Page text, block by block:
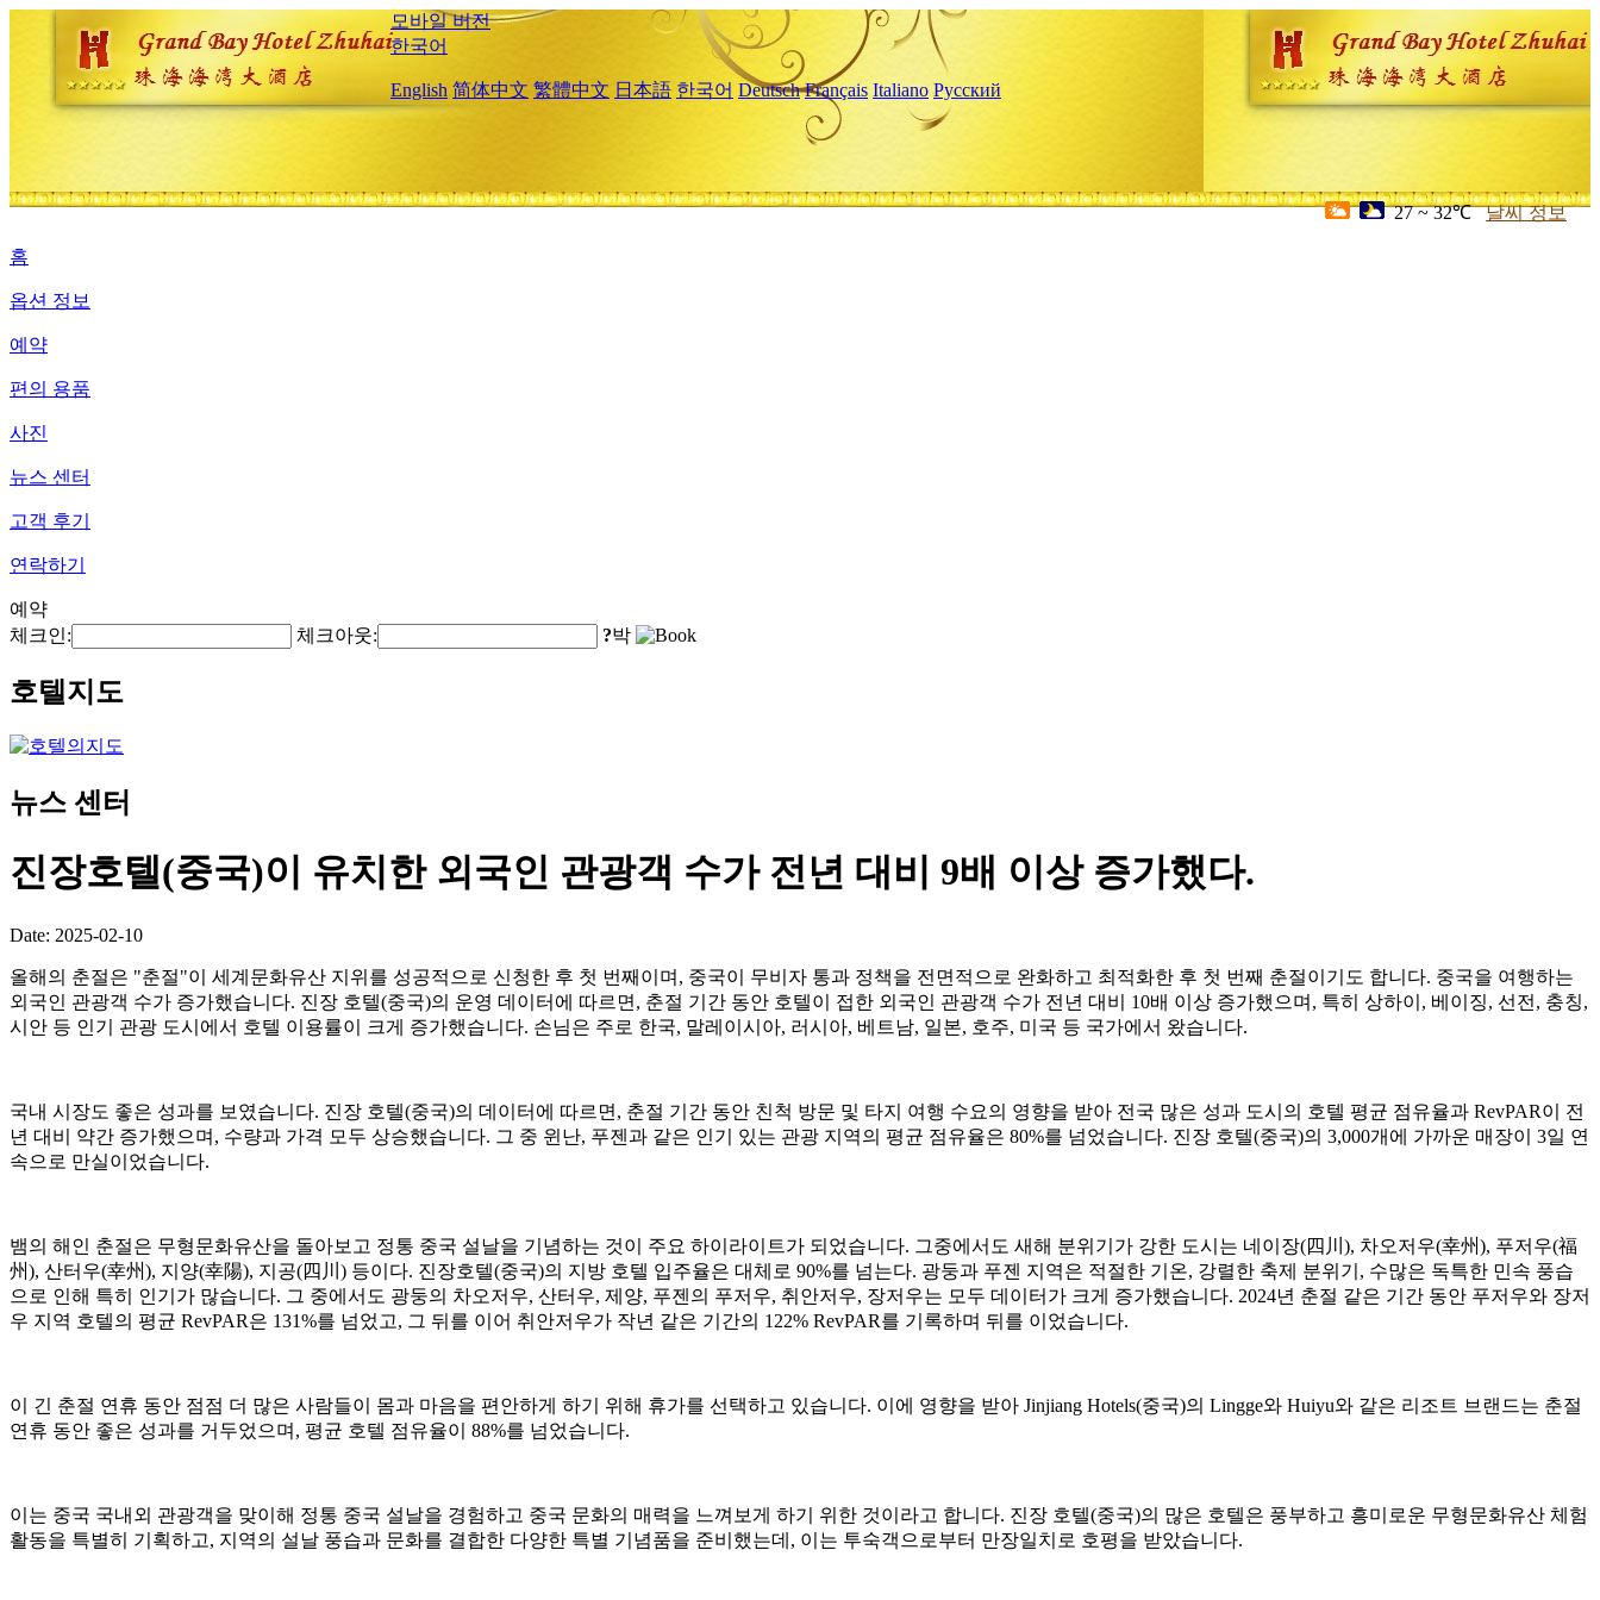
모바일 버전
한국어
English 简体中文 繁體中文 日本語 한국어 Deutsch Français Italiano Русский
27 ~ 32℃ 날씨 정보
홈
옵션 정보
예약
편의 용품
사진
뉴스 센터
고객 후기
연락하기
예약
체크인:
체크아웃: ?박
호텔지도
뉴스 센터
진장호텔(중국)이 유치한 외국인 관광객 수가 전년 대비 9배 이상 증가했다.
Date: 2025-02-10
올해의 춘절은 "춘절"이 세계문화유산 지위를 성공적으로 신청한 후 첫 번째이며, 중국이 무비자 통과 정책을 전면적으로 완화하고 최적화한 후 첫 번째 춘절이기도 합니다. 중국을 여행하는
외국인 관광객 수가 증가했습니다. 진장 호텔(중국)의 운영 데이터에 따르면, 춘절 기간 동안 호텔이 접한 외국인 관광객 수가 전년 대비 10배 이상 증가했으며, 특히 상하이, 베이징, 선전, 충칭,
시안 등 인기 관광 도시에서 호텔 이용률이 크게 증가했습니다. 손님은 주로 한국, 말레이시아, 러시아, 베트남, 일본, 호주, 미국 등 국가에서 왔습니다.
국내 시장도 좋은 성과를 보였습니다. 진장 호텔(중국)의 데이터에 따르면, 춘절 기간 동안 친척 방문 및 타지 여행 수요의 영향을 받아 전국 많은 성과 도시의 호텔 평균 점유율과 RevPAR이 전
년 대비 약간 증가했으며, 수량과 가격 모두 상승했습니다. 그 중 윈난, 푸젠과 같은 인기 있는 관광 지역의 평균 점유율은 80%를 넘었습니다. 진장 호텔(중국)의 3,000개에 가까운 매장이 3일 연
속으로 만실이었습니다.
뱀의 해인 춘절은 무형문화유산을 돌아보고 정통 중국 설날을 기념하는 것이 주요 하이라이트가 되었습니다. 그중에서도 새해 분위기가 강한 도시는 네이장(四川), 차오저우(幸州), 푸저우(福
州), 산터우(幸州), 지양(幸陽), 지공(四川) 등이다. 진장호텔(중국)의 지방 호텔 입주율은 대체로 90%를 넘는다. 광둥과 푸젠 지역은 적절한 기온, 강렬한 축제 분위기, 수많은 독특한 민속 풍습
으로 인해 특히 인기가 많습니다. 그 중에서도 광둥의 차오저우, 산터우, 제양, 푸젠의 푸저우, 취안저우, 장저우는 모두 데이터가 크게 증가했습니다. 2024년 춘절 같은 기간 동안 푸저우와 장저
우 지역 호텔의 평균 RevPAR은 131%를 넘었고, 그 뒤를 이어 취안저우가 작년 같은 기간의 122% RevPAR를 기록하며 뒤를 이었습니다.
이 긴 춘절 연휴 동안 점점 더 많은 사람들이 몸과 마음을 편안하게 하기 위해 휴가를 선택하고 있습니다. 이에 영향을 받아 Jinjiang Hotels(중국)의 Lingge와 Huiyu와 같은 리조트 브랜드는 춘절
연휴 동안 좋은 성과를 거두었으며, 평균 호텔 점유율이 88%를 넘었습니다.
이는 중국 국내외 관광객을 맞이해 정통 중국 설날을 경험하고 중국 문화의 매력을 느껴보게 하기 위한 것이라고 합니다. 진장 호텔(중국)의 많은 호텔은 풍부하고 흥미로운 무형문화유산 체험
활동을 특별히 기획하고, 지역의 설날 풍습과 문화를 결합한 다양한 특별 기념품을 준비했는데, 이는 투숙객으로부터 만장일치로 호평을 받았습니다.